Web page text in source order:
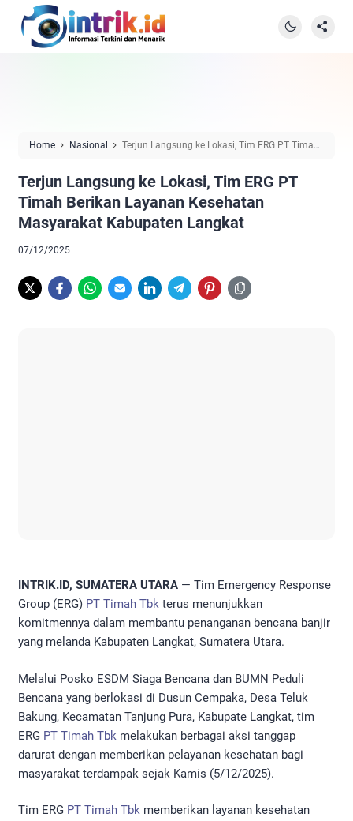
Home Nasional
Terjun Langsung ke Lokasi, Tim ERG PT Timah
Terjun Langsung ke Lokasi, Tim ERG PT
Timah Berikan Layanan Kesehatan
Masyarakat Kabupaten Langkat
07/12/2025
INTRIK.ID, SUMATERA UTARA — Tim Emergency Response
Group (ERG) PT Timah Tbk terus menunjukkan
komitmennya dalam membantu penanganan bencana banjir
yang melanda Kabupaten Langkat, Sumatera Utara.
Melalui Posko ESDM Siaga Bencana dan BUMN Peduli
Bencana yang berlokasi di Dusun Cempaka, Desa Teluk
Bakung, Kecamatan Tanjung Pura, Kabupate Langkat, tim
ERG PT Timah Tbk melakukan berbagai aksi tanggap
darurat dengan memberikan pelayanan kesehatan bagi
masyarakat terdampak sejak Kamis (5/12/2025).
Tim ERG PT Timah Tbk memberikan layanan kesehatan